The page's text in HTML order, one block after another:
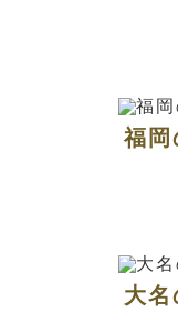
福岡
大